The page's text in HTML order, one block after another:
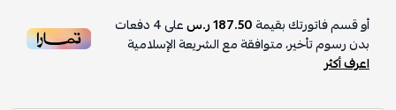
أو قسم فاتورتك بقيمة187.50 ر.س على4دفعات
بدون رسوم تأخير، متوافقة مع الشريعة الإسلامية
اعرف أكثر